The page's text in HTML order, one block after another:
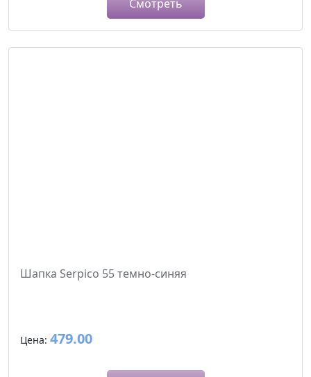
Смотреть
Шапка Serpico 55 темно-синяя
Цена: 479.00